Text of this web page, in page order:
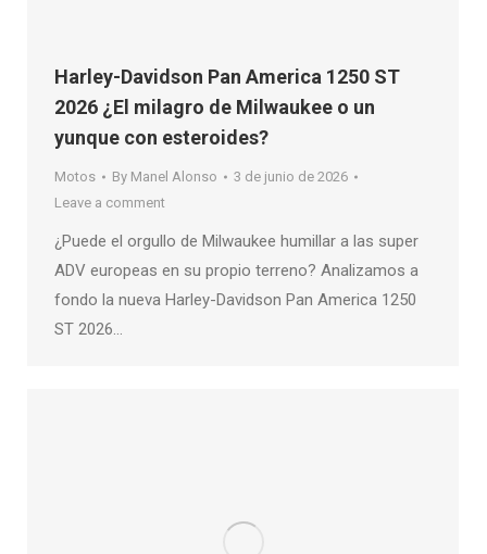
Harley-Davidson Pan America 1250 ST
2026 ¿El milagro de Milwaukee o un
yunque con esteroides?
Motos By Manel Alonso
3 de junio de 2026
Leave a comment
¿Puede el orgullo de Milwaukee humillar a las super
ADV europeas en su propio terreno? Analizamos a
fondo la nueva Harley-Davidson Pan America 1250
ST 2026…